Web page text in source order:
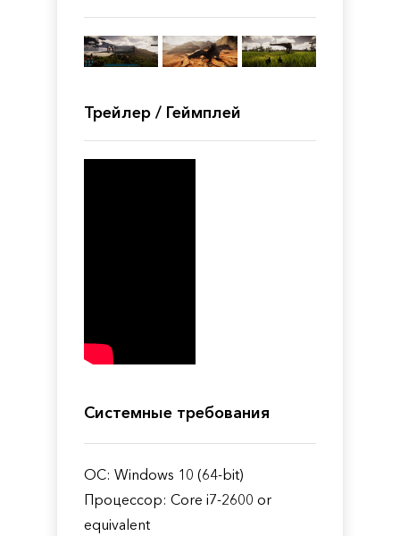
Трейлер / Геймплей
Системные требования
ОС: Windows 10 (64-bit)
Процессор: Core i7-2600 or
equivalent